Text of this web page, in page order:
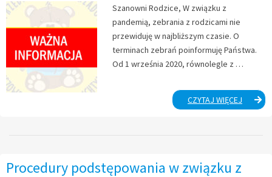
Szanowni Rodzice, W związku z
pandemią, zebrania z rodzicami nie
przewiduję w najbliższym czasie. O
terminach zebrań poinformuję Państwa.
Od 1 września 2020, równolegle z …
CZYTAJ WIĘCEJ
Procedury podstępowania w związku z